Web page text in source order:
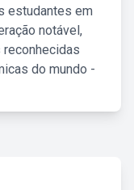
estudantes em
notável,
do mundo -